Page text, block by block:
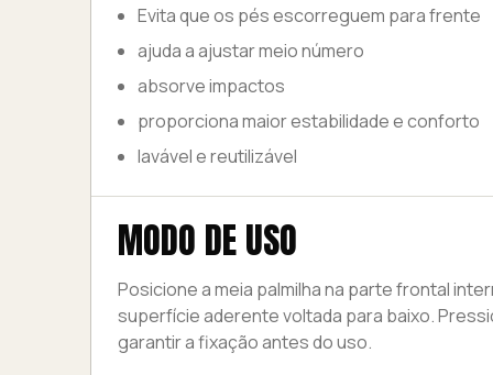
Evita que os pés escorreguem para frente
ajuda a ajustar meio número
absorve impactos
proporciona maior estabilidade e conforto
lavável e reutilizável
MODO DE USO
Posicione a meia palmilha na parte frontal
superfície aderente voltada para baixo.
garantir a fixação antes do uso.